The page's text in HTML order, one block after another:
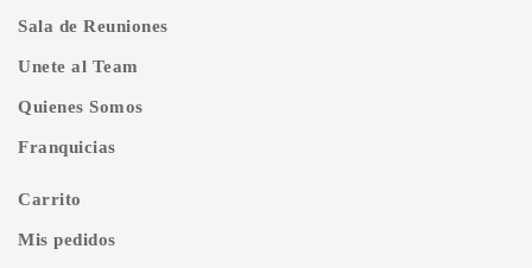
Sala de Reuniones
Unete al Team
Quienes Somos
Franquicias
Carrito
Mis pedidos